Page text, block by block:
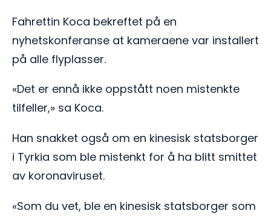
Fahrettin Koca bekreftet på en
nyhetskonferanse at kameraene var installert
på alle flyplasser.
«Det er ennå ikke oppstått noen mistenkte
tilfeller,» sa Koca.
Han snakket også om en kinesisk statsborger
i Tyrkia som ble mistenkt for å ha blitt smittet
av koronaviruset.
«Som du vet, ble en kinesisk statsborger som